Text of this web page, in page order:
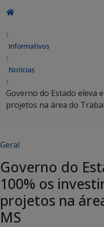
Informativos
Notícias
Governo do Estado eleva
projetos na área do
Geral
Governo do
100% os
projetos na
MS